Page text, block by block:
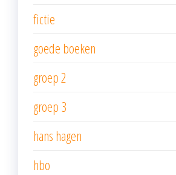
fictie
goede boeken
groep 2
groep 3
hans hagen
hbo